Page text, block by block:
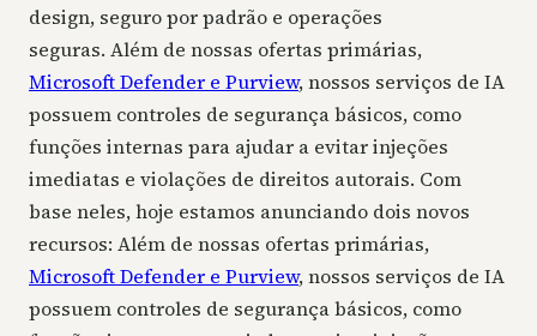
design, seguro por padrão e operações
seguras. Além de nossas ofertas primárias,
Microsoft Defender e Purview, nossos serviços de IA
possuem controles de segurança básicos, como
funções internas para ajudar a evitar injeções
imediatas e violações de direitos autorais. Com
base neles, hoje estamos anunciando dois novos
recursos: Além de nossas ofertas primárias,
Microsoft Defender e Purview, nossos serviços de IA
possuem controles de segurança básicos, como